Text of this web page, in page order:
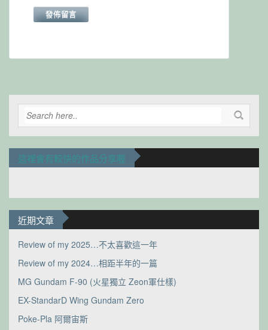
這裡會有較快的作品分享喔
近期文章
Review of my 2025…不太喜歡這一年
Review of my 2024…相距半年的一篇
MG Gundam F-90 (火星獨立 Zeon軍仕樣)
EX-StandarD Wing Gundam Zero
Poke-Pla 阿爾宙斯